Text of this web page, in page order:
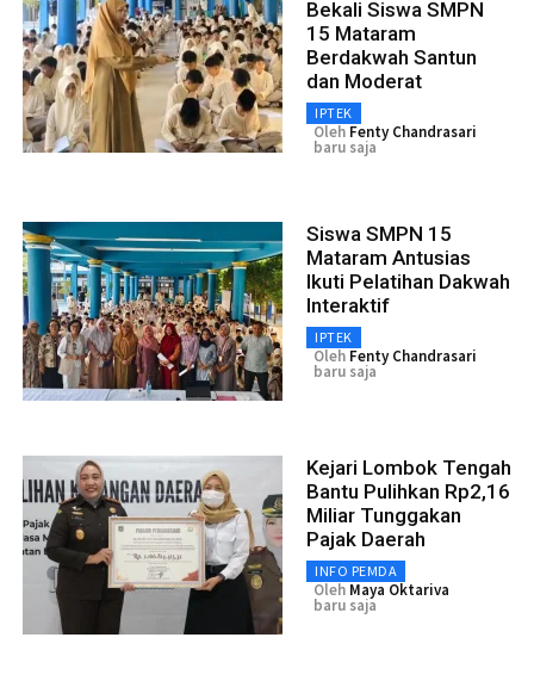
Bekali Siswa SMPN
15 Mataram
Berdakwah Santun
dan Moderat
IPTEK
Oleh Fenty Chandrasari
baru saja
Siswa SMPN 15
Mataram Antusias
Ikuti Pelatihan Dakwah
Interaktif
IPTEK
Oleh Fenty Chandrasari
baru saja
Kejari Lombok Tengah
Bantu Pulihkan Rp2,16
Miliar Tunggakan
Pajak Daerah
INFO PEMDA
Oleh Maya Oktariva
baru saja